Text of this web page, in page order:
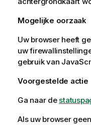
Mogelijke oorzaak
Uw browser heeft
uw
gebruik van
Voorgestelde actie
Ga naar de
Als uw browser